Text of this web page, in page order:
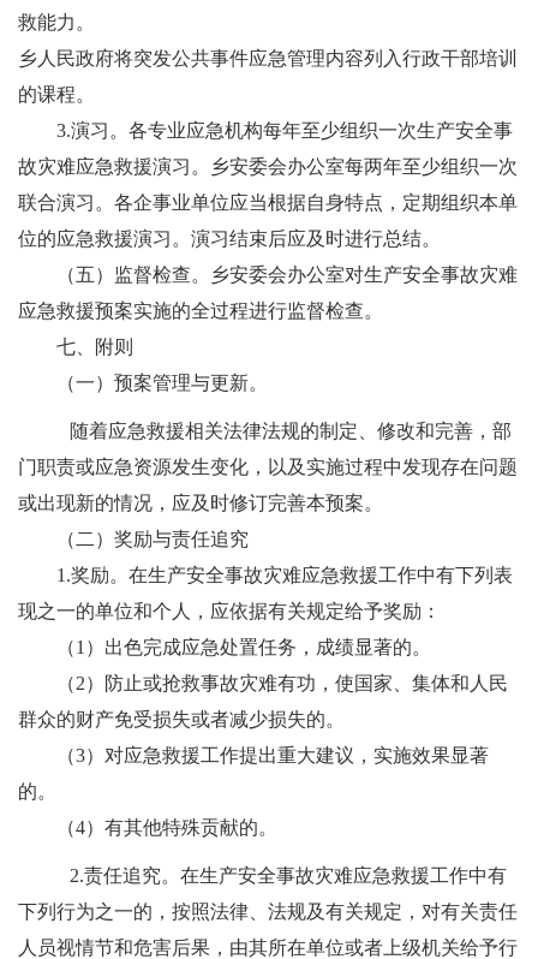
救能力。
乡人民政府将突发公共事件应急管理内容列入行政干部培训
的课程。
3.演习 。 各专业应急机构每年至少组织一次生产安全事
故灾难应急救援演习。乡安委会办公室每两年至少组织一次
联合演习。各企事业单位应当根据自身特点，定期组织本单
位的应急救援演习。演习结束后应及时进行总结。
（五） 监督检查。
乡安委会办公室对生产安全事故灾难
应急救援预案实施的全过程进行监督检查。
七、
附则
（一） 预案管理与更新。
随着应急救援相关法律法规的制定、修改和完善，部
门职责或应急资源发生变化，以及实施过程中发现存在问题
或出现新的情况，应及时修订完善本预案。
（ 二） 奖励与责任追究
1.奖励。 在生产安全事故灾难应急救援工作中有下列表
现之一的单位和个人，应依据有关规定给予奖励：
（1 ）出色完成应急处置任务，成绩显著的。
（2）防止或抢救事故灾难有功，使国家、集体和人民
群众的财产免受损失或者减少损失的。
（3）对应急救援工作提出重大建议，实施效果显著
的。
（4）有其他特殊贡献的。
2.责任追究。 在生产安全事故灾难应急救援工作中有
下列行为之一的，按照法律、法规及有关规定，对有关责任
人员视情节和危害后果，由其所在单位或者上级机关给予行